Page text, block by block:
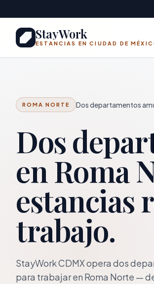
StayWork
ESTANCIAS EN CIUDAD DE
ROMA NORTE Dos departamentos
Dos
en Roma
estancias
trabajo.
StayWork CDMX opera dos
para trabajar en Roma Norte —